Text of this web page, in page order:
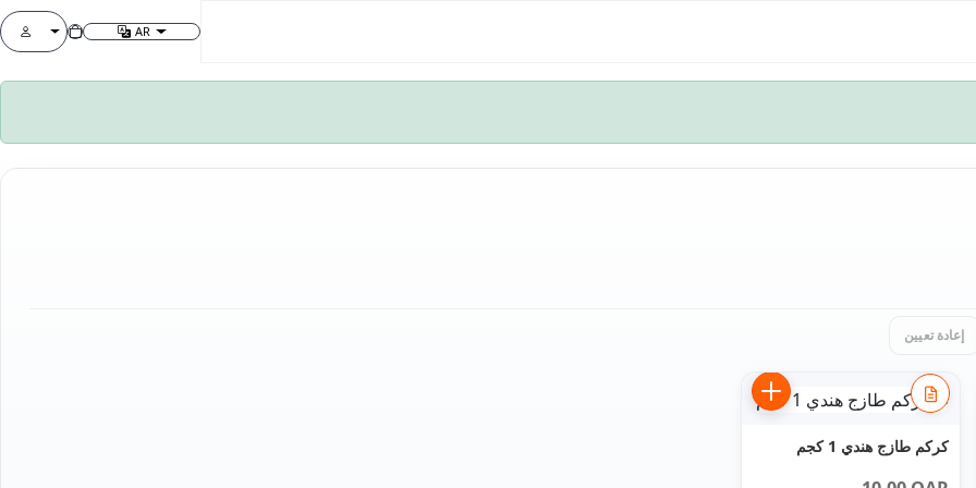
AR
تغيير اللغة قائمة الحساب
إعادة تعيين
كركم طازج هندي 1 كجم